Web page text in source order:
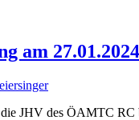
am 27.01.2024
JHV des ÖAMTC